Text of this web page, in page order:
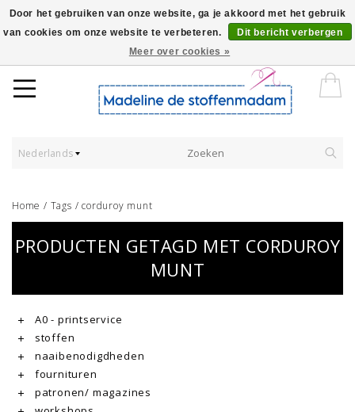
Worldwide Shipping - Onze stoffen worden verkocht per 10 cm.
Nederlands
Home / Tags /corduroy munt
PRODUCTEN GETAGD MET CORDUROY
MUNT
A0 - printservice
stoffen
naaibenodigdheden
fournituren
patronen/ magazines
Door het gebruiken van onze website, ga je akkoord met het gebruik
van cookies om onze website te verbeteren.
Dit bericht verbergen
Meer over cookies »